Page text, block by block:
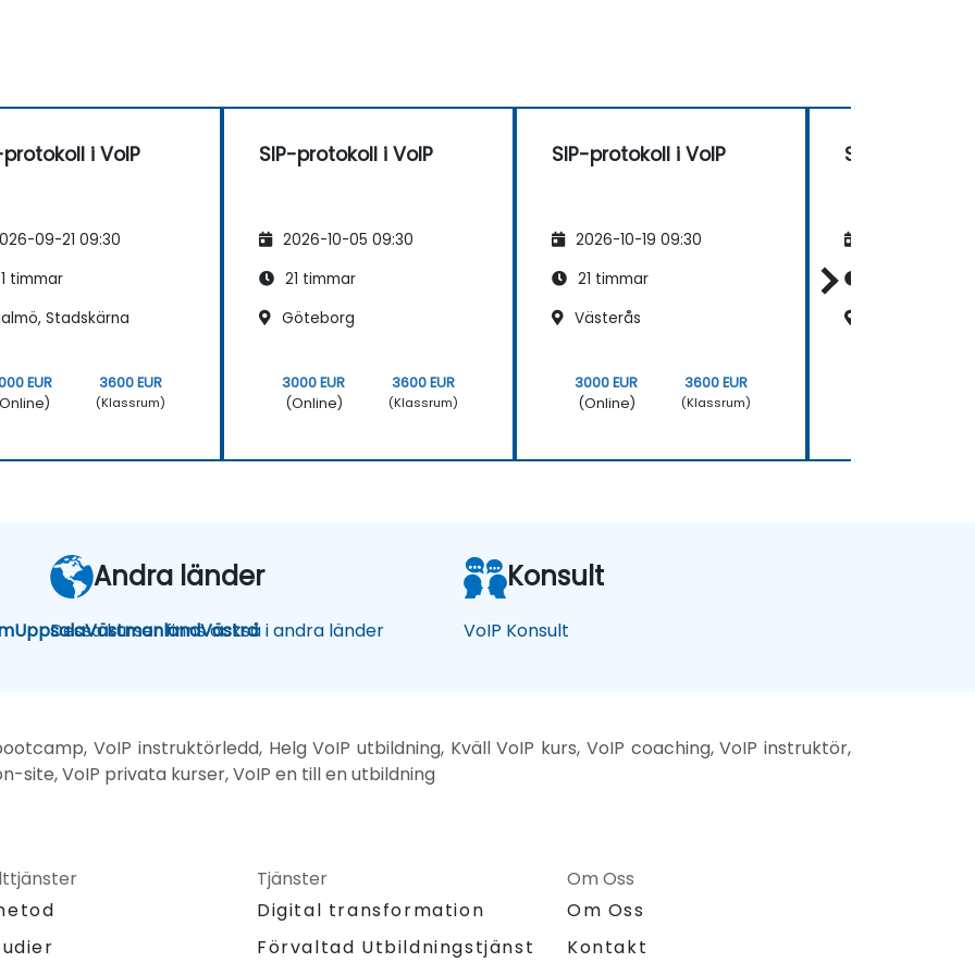
protokoll i VoIP
09-21 09:30
timmar
Stadskärna
EUR
3600 EUR
(Klassrum)
SIP-protokoll i VoIP
2026-10-05 09:30
21 timmar
Göteborg
3000 EUR
(Online)
3600 EUR
(Klassrum)
SIP-protokoll i VoIP
2026-10-19 09:30
21 timmar
Västerås
3000 EUR
(Online)
3600 EUR
(Klassrum)
SIP-protokoll
UppsalaVästmanlandVästra
Andra länder
Dessa kurser finns också i andra länder
Konsult
VoIP Konsult
VoIP instruktörledd, Helg VoIP utbildning, Kväll VoIP kurs, VoIP coaching, VoIP instruktör,
site, VoIP privata kurser, VoIP en till en utbildning
Tjänster
Digital transformation
Förvaltad Utbildningstjänst
Om Oss
Om Oss
Kontakt